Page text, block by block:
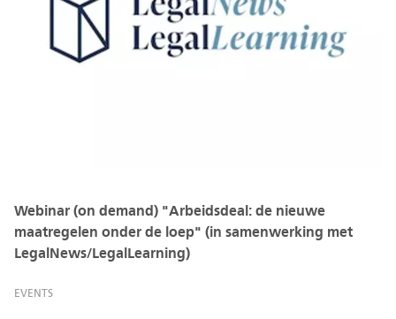
Webinar (on demand) "Arbeidsdeal: de nieuwe
maatregelen onder de loep" (in samenwerking met
LegalNews/LegalLearning)
EVENTS